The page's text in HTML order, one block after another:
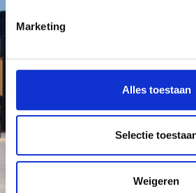
e
Marketing
Alles toestaan
Selectie
Weigeren